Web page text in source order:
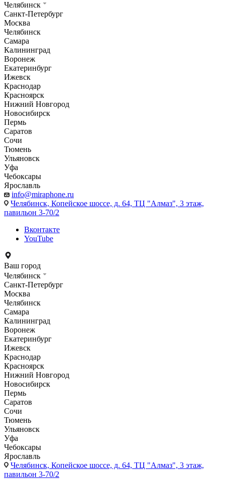
Челябинск
Санкт-Петербург
Москва
Челябинск
Самара
Калининград
Воронеж
Екатеринбург
Ижевск
Краснодар
Красноярск
Нижний Новгород
Новосибирск
Пермь
Саратов
Сочи
Тюмень
Ульяновск
Уфа
Чебоксары
Ярославль
info@miraphone.ru
Челябинск, Копейское шоссе, д. 64, ТЦ "Алмаз", 3 этаж,
павильон 3-70/2
Вконтакте
YouTube
Ваш город
Челябинск
Санкт-Петербург
Москва
Челябинск
Самара
Калининград
Воронеж
Екатеринбург
Ижевск
Краснодар
Красноярск
Нижний Новгород
Новосибирск
Пермь
Саратов
Сочи
Тюмень
Ульяновск
Уфа
Чебоксары
Ярославль
Челябинск, Копейское шоссе, д. 64, ТЦ "Алмаз", 3 этаж,
павильон 3-70/2